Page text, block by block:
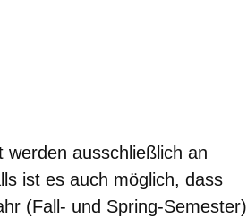
werden ausschließlich an
ist es auch möglich, dass
(Fall- und Spring-Semester)